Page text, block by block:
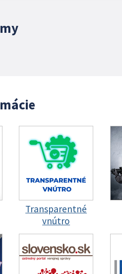
Transparentné
vnútro